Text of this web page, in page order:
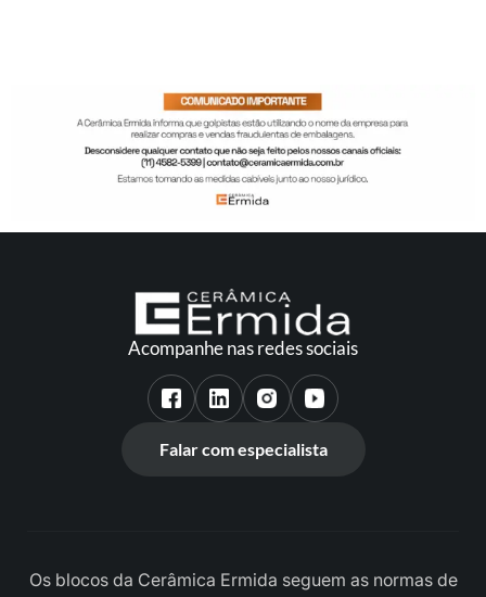
Acompanhe nas redes sociais
Falar com especialista
Os blocos da Cerâmica Ermida seguem as normas de